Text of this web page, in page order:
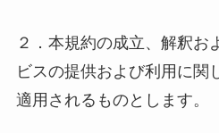
２．本規約の成立、解釈お
ビスの提供および利用に関
適用されるものとします。